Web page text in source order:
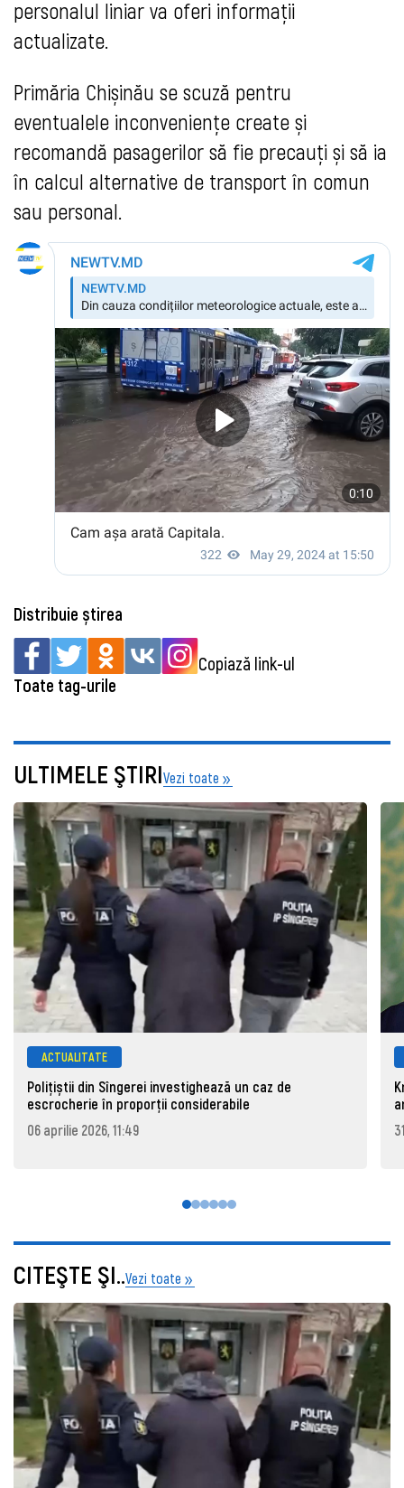
personalul liniar va oferi informații
actualizate.
Primăria Chișinău se scuză pentru
eventualele inconveniențe create și
recomandă pasagerilor să fie precauți și să ia
în calcul alternative de transport în comun
sau personal.
Distribuie știrea
Copiază link-ul
Toate tag-urile
ULTIMELE ŞTIRIVezi toate
ACTUALITATE
Polițiștii din Sîngerei investighează un caz de
escrocherie în proporții considerabile
06 aprilie 2026, 11:49
CITEŞTE ŞI..Vezi toate